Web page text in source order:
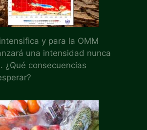
y para la OMM
una intensidad nunca
¿Qué consecuencias